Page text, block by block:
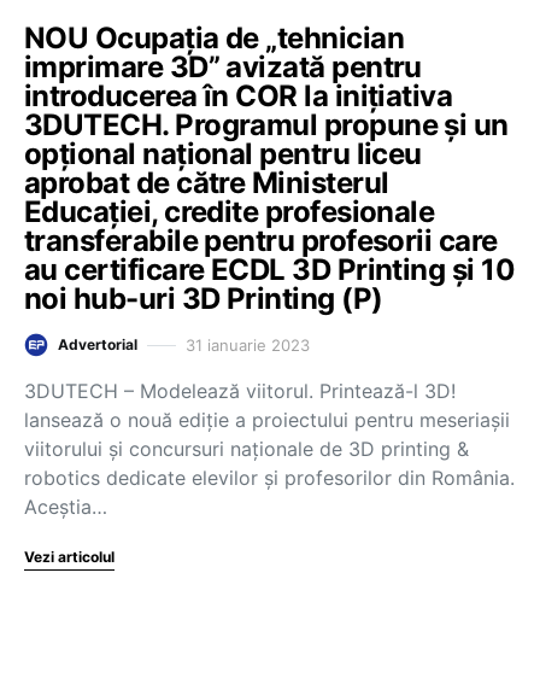
NOU Ocupația de „tehnician
imprimare 3D” avizată pentru
introducerea în COR la inițiativa
3DUTECH. Programul propune și un
opțional național pentru liceu
aprobat de către Ministerul
Educației, credite profesionale
transferabile pentru profesorii care
au certificare ECDL 3D Printing și 10
noi hub-uri 3D Printing (P)
Advertorial 31 ianuarie 2023
3DUTECH – Modelează viitorul. Printează-l 3D!
lansează o nouă ediție a proiectului pentru meseriașii
viitorului și concursuri naționale de 3D printing &
robotics dedicate elevilor și profesorilor din România.
Aceștia…
Vezi articolul